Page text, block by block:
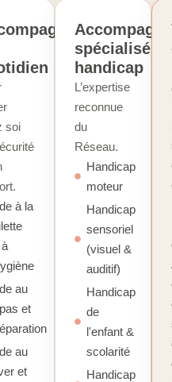
soi
à la
au
et
au
et
spécialisé
handicap
L’expertise
reconnue
du
Réseau.
Handicap
moteur
Handicap
sensoriel
(visuel &
auditif)
Handicap
de
l'enfant &
scolarité
Handicap